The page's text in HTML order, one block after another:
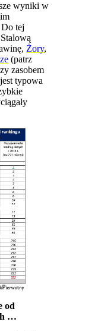
wyniki w
Do tej
Żory,
(patrz
zasobem
typowa
od
…